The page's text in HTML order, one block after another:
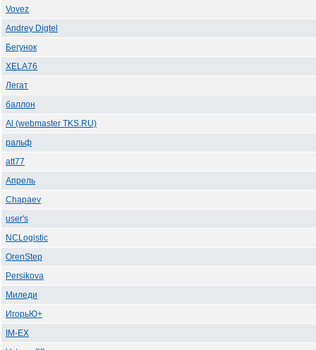
Vovez
Andrey Digtel
Бегунок
XELA76
Легат
баллон
Al (webmaster TKS.RU)
ральф
att77
Апрель
Chapaev
user's
NCLogistic
OrenStep
Persikova
Миледи
ИгорьЮ+
IM-EX